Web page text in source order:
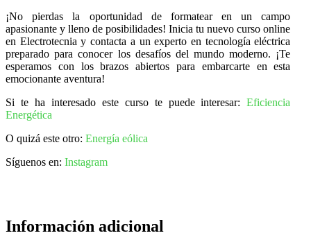
¡No pierdas la oportunidad de formatear en un campo
apasionante y lleno de posibilidades! Inicia tu nuevo curso online
en Electrotecnia y contacta a un experto en tecnología eléctrica
preparado para conocer los desafíos del mundo moderno. ¡Te
esperamos con los brazos abiertos para embarcarte en esta
emocionante aventura!
Si te ha interesado este curso te puede interesar:Eficiencia
Energética
O quizá este otro: Energía eólica
Síguenos en: Instagram
Información adicional